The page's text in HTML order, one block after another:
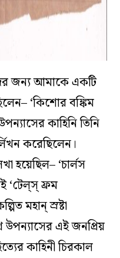
জন্য আমাকে একটি
‘কিশোর বঙ্কিম
কাহিনি তিনি
করেছিলেন।
হয়েছিল– ‘চার্লস
‘টেল্‌স্‌ ফ্রম
মহান্‌ স্রষ্টা
উপন্যাসের এই জনপ্রিয়
কাহিনী চিরকাল